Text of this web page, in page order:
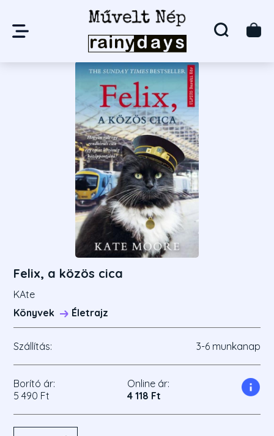
Felix, a közös cica
KAte
Könyvek
Életrajz
Szállítás: 3-6 munkanap
Borító ár:
5 490 Ft
Online ár:
4 118 Ft